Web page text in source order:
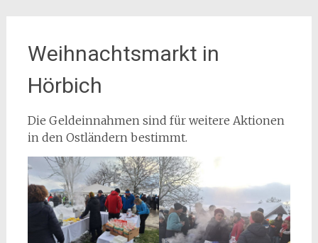
Weihnachtsmarkt in
Hörbich
Die Geldeinnahmen sind für weitere Aktionen
in den Ostländern bestimmt.